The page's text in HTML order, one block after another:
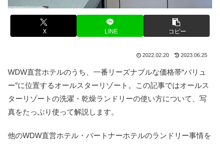
X LINE コピー
2022.02.20 2023.06.25
WDW直営ホテルのうち、一番リーズナブルな価格帯“バリュ
ー”に位置するオールスターリゾート。この記事ではオールス
ターリゾートの洗濯・乾燥ランドリーの使い方について、写
真をたっぷり使って解説します。
他のWDW直営ホテル・パートナーホテルのランドリー事情を